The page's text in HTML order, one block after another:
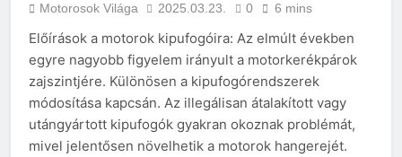
Motorosok Világa 2025.03.23. 0 6 mins
Előírások a motorok kipufogóira: Az elmúlt években
egyre nagyobb figyelem irányult a motorkerékpárok
zajszintjére. Különösen a kipufogórendszerek
módosítása kapcsán. Az illegálisan átalakított vagy
utángyártott kipufogók gyakran okoznak problémát,
mivel jelentősen növelhetik a motorok hangerejét.